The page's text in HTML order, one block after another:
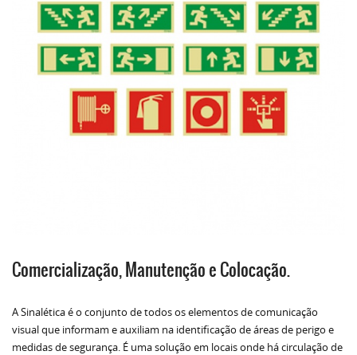
Comercialização, Manutenção e Colocação.
A Sinalética é o conjunto de todos os elementos de comunicação
visual que informam e auxiliam na identificação de áreas de perigo e
medidas de segurança. É uma solução em locais onde há circulação de